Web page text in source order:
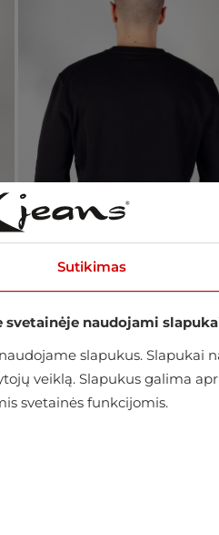
Raskite prekę
Sutikimas
svetainėje naudojami
slapukus. Slapukai
veiklą. Slapukus galima
svetainės funkcijomis.